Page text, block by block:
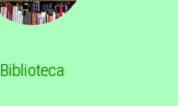
Biblioteca